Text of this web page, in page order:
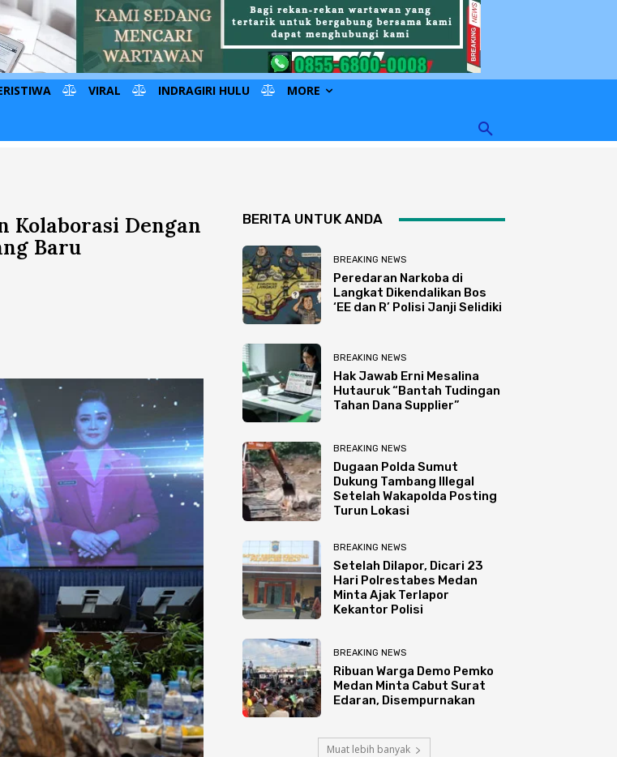
VIRAL INDRAGIRI HULU MORE
Kolaborasi Dengan
Baru
BERITA UNTUK ANDA
BREAKING NEWS
Peredaran Narkoba di
Langkat Dikendalikan Bos
‘EE dan R’ Polisi Janji Selidiki
BREAKING NEWS
Hak Jawab Erni Mesalina
Hutauruk “Bantah Tudingan
Tahan Dana Supplier”
BREAKING NEWS
Dugaan Polda Sumut
Dukung Tambang Illegal
Setelah Wakapolda Posting
Turun Lokasi
BREAKING NEWS
Setelah Dilapor, Dicari 23
Hari Polrestabes Medan
Minta Ajak Terlapor
Kekantor Polisi
BREAKING NEWS
Ribuan Warga Demo Pemko
Medan Minta Cabut Surat
Edaran, Disempurnakan
Muat lebih banyak